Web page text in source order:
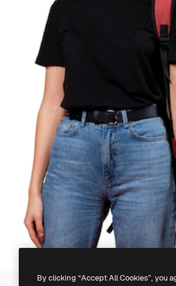
By clicking “Accept All Cookies”, you